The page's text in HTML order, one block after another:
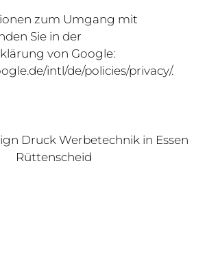
zum Umgang mit
Sie in der
von Google:
intl/de/policies/privacy/.